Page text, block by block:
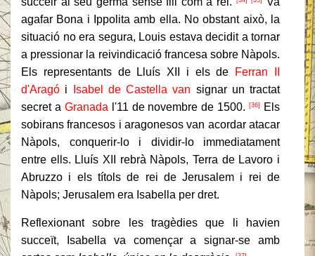
agafar Bona i Ippolita amb ella. No obstant això, la
situació no era segura, Louis estava decidit a tornar
a pressionar la reivindicació francesa sobre Nàpols.
Els representants de Lluís XII i els de
Ferran II
d'Aragó i Isabel de Castella van signar un tractat
secret a Granada l'11 de novembre de 1500.[36]
Els
sobirans francesos i aragonesos van acordar atacar
Nàpols, conquerir-lo i dividir-lo immediatament
entre ells. Lluís XII rebrà Nàpols, Terra de Lavoro i
Abruzzo i els títols de rei de Jerusalem i rei de
Nàpols; Jerusalem era Isabella per dret.
Reflexionant sobre les tragèdies que li havien
succeït, Isabella va començar a signar-se amb